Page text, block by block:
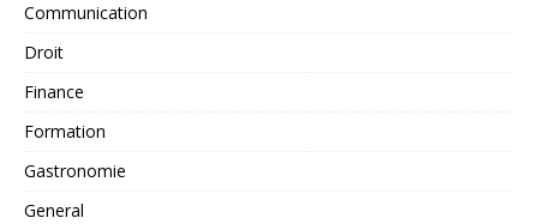
Communication
Droit
Finance
Formation
Gastronomie
General